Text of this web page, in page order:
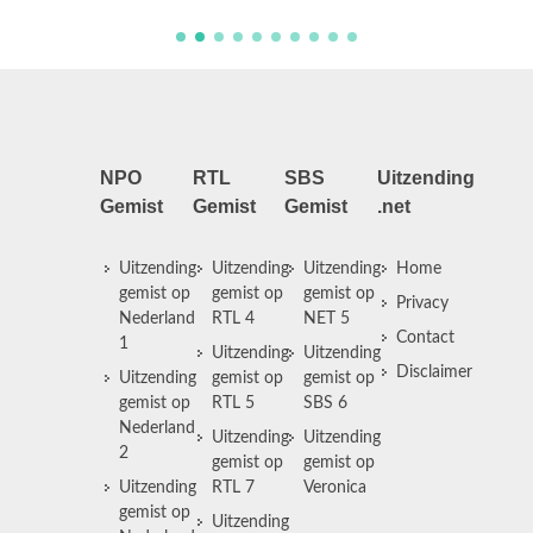
NPO
Gemist
Uitzending
gemist op
Nederland
1
Uitzending
gemist op
Nederland
2
Uitzending
gemist op
RTL
Gemist
Uitzending
gemist op
RTL 4
Uitzending
gemist op
RTL 5
Uitzending
gemist op
RTL 7
Uitzending
SBS
Gemist
Uitzending
gemist op
NET 5
Uitzending
gemist op
SBS 6
Uitzending
gemist op
Veronica
Uitzending
.net
Home
Privacy
Contact
Disclaimer